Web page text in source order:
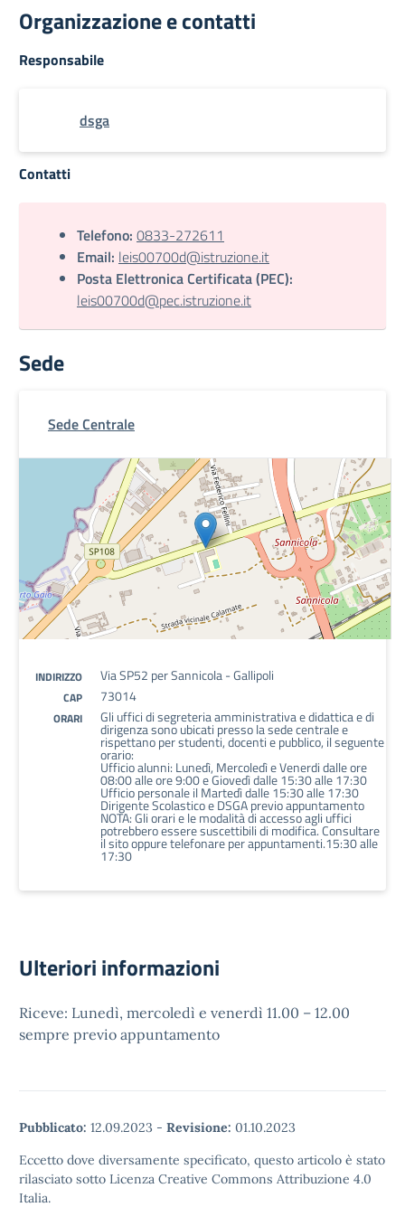
Organizzazione e contatti
Responsabile
dsga
Contatti
Telefono: 0833-272611
Email: leis00700d@istruzione.it
Posta Elettronica Certificata (PEC):
leis00700d@pec.istruzione.it
Sede
Sede Centrale
INDIRIZZO Via SP52 per Sannicola - Gallipoli
CAP 73014
ORARI Gli uffici di segreteria amministrativa e didattica e di
dirigenza sono ubicati presso la sede centrale e
rispettano per studenti, docenti e pubblico, il seguente
orario:
Ufficio alunni: Lunedì, Mercoledì e Venerdi dalle ore
08:00 alle ore 9:00 e Giovedì dalle 15:30 alle 17:30
Ufficio personale il Martedì dalle 15:30 alle 17:30
Dirigente Scolastico e DSGA previo appuntamento
NOTA: Gli orari e le modalità di accesso agli uffici
potrebbero essere suscettibili di modifica. Consultare
il sito oppure telefonare per appuntamenti.15:30 alle
17:30
Ulteriori informazioni
Riceve: Lunedì, mercoledì e venerdì 11.00 – 12.00
sempre previo appuntamento
Pubblicato: 12.09.2023 - Revisione: 01.10.2023
Eccetto dove diversamente specificato, questo articolo è stato
rilasciato sotto Licenza Creative Commons Attribuzione 4.0
Italia.